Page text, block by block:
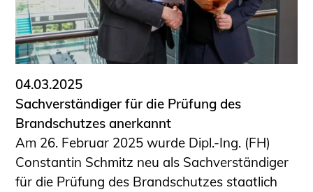
04.03.2025
Sachverständiger für die Prüfung des
Brandschutzes anerkannt
Am 26. Februar 2025 wurde Dipl.-Ing. (FH)
Constantin Schmitz neu als Sachverständiger
für die Prüfung des Brandschutzes staatlich